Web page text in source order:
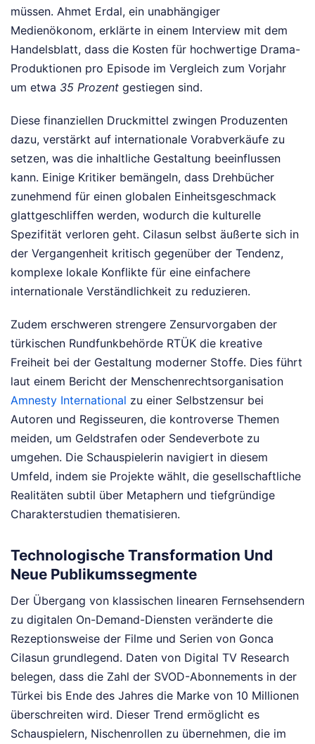
müssen. Ahmet Erdal, ein unabhängiger
Medienökonom, erklärte in einem Interview mit dem
Handelsblatt, dass die Kosten für hochwertige Drama-
Produktionen pro Episode im Vergleich zum Vorjahr
um etwa 35 Prozent gestiegen sind.
Diese finanziellen Druckmittel zwingen Produzenten
dazu, verstärkt auf internationale Vorabverkäufe zu
setzen, was die inhaltliche Gestaltung beeinflussen
kann. Einige Kritiker bemängeln, dass Drehbücher
zunehmend für einen globalen Einheitsgeschmack
glattgeschliffen werden, wodurch die kulturelle
Spezifität verloren geht. Cilasun selbst äußerte sich in
der Vergangenheit kritisch gegenüber der Tendenz,
komplexe lokale Konflikte für eine einfachere
internationale Verständlichkeit zu reduzieren.
Zudem erschweren strengere Zensurvorgaben der
türkischen Rundfunkbehörde RTÜK die kreative
Freiheit bei der Gestaltung moderner Stoffe. Dies führt
laut einem Bericht der Menschenrechtsorganisation
Amnesty International zu einer Selbstzensur bei
Autoren und Regisseuren, die kontroverse Themen
meiden, um Geldstrafen oder Sendeverbote zu
umgehen. Die Schauspielerin navigiert in diesem
Umfeld, indem sie Projekte wählt, die gesellschaftliche
Realitäten subtil über Metaphern und tiefgründige
Charakterstudien thematisieren.
Technologische Transformation Und
Neue Publikumssegmente
Der Übergang von klassischen linearen Fernsehsendern
zu digitalen On-Demand-Diensten veränderte die
Rezeptionsweise der Filme und Serien von Gonca
Cilasun grundlegend. Daten von Digital TV Research
belegen, dass die Zahl der SVOD-Abonnements in der
Türkei bis Ende des Jahres die Marke von 10 Millionen
überschreiten wird. Dieser Trend ermöglicht es
Schauspielern, Nischenrollen zu übernehmen, die im